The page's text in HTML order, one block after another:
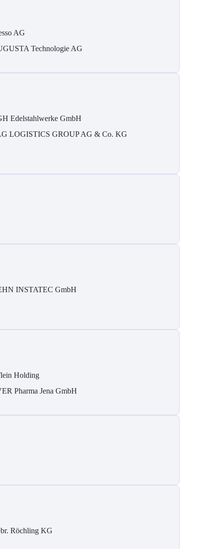
AG
Technologie AG
Edelstahlwerke GmbH
LOGISTICS GROUP AG & Co. KG
INSTATEC GmbH
Holding
Pharma Jena GmbH
Röchling KG